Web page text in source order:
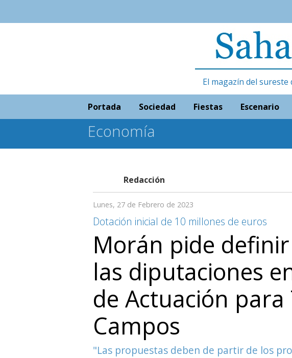
El magazín del sureste
Portada Sociedad Fiestas Escenario
Economía
Redacción
Lunes, 27 de Febrero de 2023
Dotación inicial de 10 millones de euros
Morán pide
las diputaciones
de Actuación para
Campos
"Las propuestas deben de partir de los